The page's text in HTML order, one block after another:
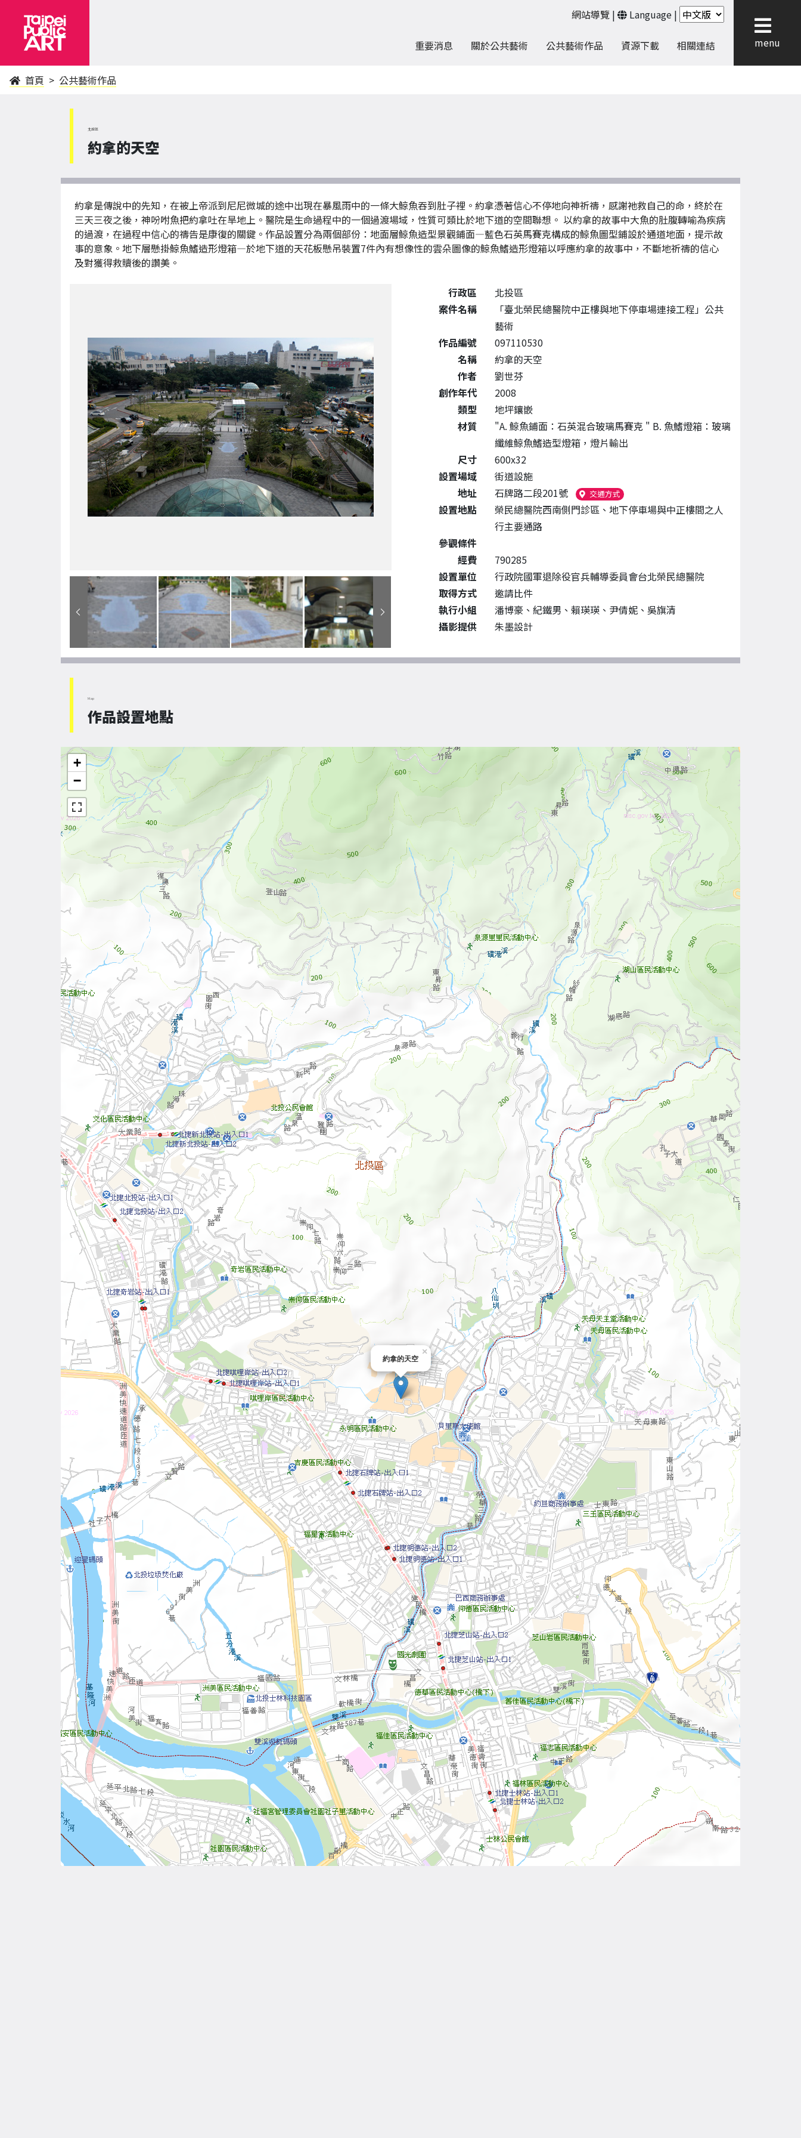
網站導覽 | Language |
重要消息 關於公共藝術 公共藝術作品 資源下載 相關連結 menu
首頁 公共藝術作品
北投區
約拿的天空
約拿是傳說中的先知，在被上帝派到尼尼微城的途中出現在暴風雨中的一條大鯨魚吞到肚子裡。約拿憑著信心不停地向神祈禱，感謝祂救自己的命，終於在
三天三夜之後，神吩咐魚把約拿吐在旱地上。醫院是生命過程中的一個過渡場域，性質可類比於地下道的空間聯想。 以約拿的故事中大魚的肚腹轉喻為疾病
的過渡，在過程中信心的禱告是康復的關鍵。作品設置分為兩個部份：地面層鯨魚造型景觀鋪面—藍色石英馬賽克構成的鯨魚圖型鋪設於通道地面，提示故
事的意象。地下層懸掛鯨魚鰭造形燈箱—於地下道的天花板懸吊裝置7件內有想像性的雲朵圖像的鯨魚鰭造形燈箱以呼應約拿的故事中，不斷地祈禱的信心
及對獲得救贖後的讚美。
公共藝術作品詳細資料
行政區
北投區
案件名稱
「臺北榮民總醫院中正樓與地下停車場連接工程」公共
藝術
作品編號
097110530
名稱
約拿的天空
作者
劉世芬
創作年代
2008
類型
地坪鑲嵌
材質
"A. 鯨魚鋪面：石英混合玻璃馬賽克 " B. 魚鰭燈箱：玻璃
纖維鯨魚鰭造型燈箱，燈片輸出
尺寸
600x32
設置場域
街道設施
地址
石牌路二段201號 交通方式（另開新視窗）
設置地點
榮民總醫院西南側門診區、地下停車場與中正樓間之人
行主要通路
參觀條件
經費
790285
設置單位
行政院國軍退除役官兵輔導委員會台北榮民總醫院
取得方式
邀請比件
執行小組
潘博豪、紀鐵男、賴瑛瑛、尹倩妮、吳旗清
攝影提供
朱墨設計
Map
作品設置地點
約拿的天空
×
+
−